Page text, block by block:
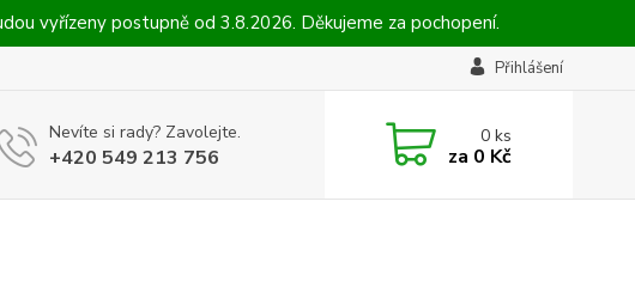
vyřízeny postupně od 3.8.2026. Děkujeme za pochopení.
Přihlášení
Nevíte si rady? Zavolejte.
+420 549 213 756
0ks
za 0 Kč